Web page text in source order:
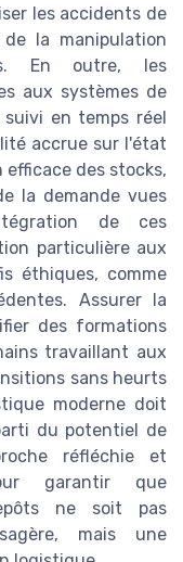
les accidents de
la manipulation
En outre, les
aux systèmes de
en temps réel
accrue sur l'état
des stocks,
la demande vues
de ces
particulière aux
éthiques, comme
Assurer la
des formations
travaillant aux
sans heurts
moderne doit
du potentiel de
réfléchie et
garantir que
ne soit pas
mais une